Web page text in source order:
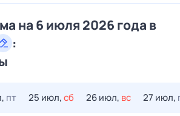
на 6 июля 2026 года в
:
пт 25 июл,сб 26 июл, вс 27 июл,